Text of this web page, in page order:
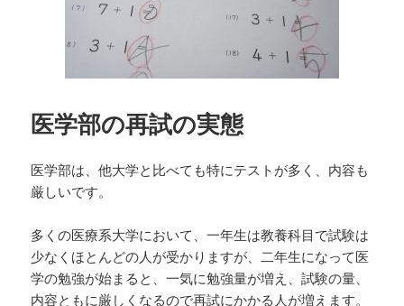
医学部の再試の実態
医学部は、他大学と比べても特にテストが多く、内容も
厳しいです。
多くの医療系大学において、一年生は教養科目で試験は
少なくほとんどの人が受かりますが、二年生になって医
学の勉強が始まると、一気に勉強量が増え、試験の量、
内容ともに厳しくなるので再試にかかる人が増えます。